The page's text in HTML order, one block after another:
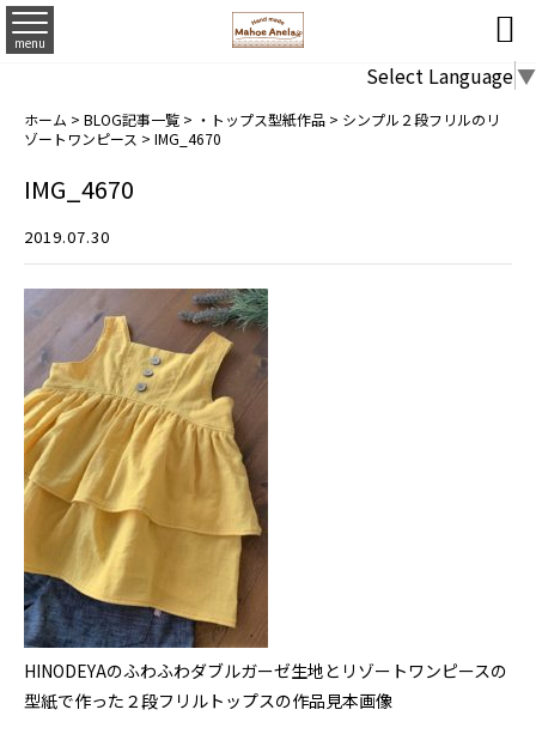
menu 
Select Language▼
ホーム > BLOG記事一覧 > ・トップス型紙作品 > シンプル２段フリルのリ
ゾートワンピース > IMG_4670
IMG_4670
2019.07.30
HINODEYAのふわふわダブルガーゼ生地とリゾートワンピースの
型紙で作った２段フリルトップスの作品見本画像